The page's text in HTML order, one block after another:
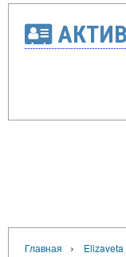
Главная ›